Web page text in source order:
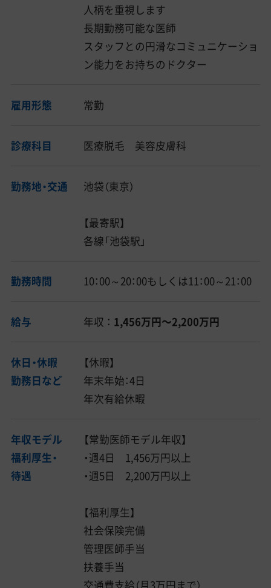
人柄を重視します
長期勤務可能な医師
スタッフとの円滑なコミュニケーショ
ン能力をお持ちのドクター
雇用形態 常勤
診療科目 医療脱毛 美容皮膚科
勤務地・交通 池袋（東京）
【最寄駅】
各線「池袋駅」
勤務時間 10：00～20：00もしくは11：00～21：00
給与 年収 ： 1,456万円〜2,200万円
休日・休暇
勤務日など
【休暇】
年末年始：4日
年次有給休暇
年収モデル
福利厚生・
待遇
【常勤医師モデル年収】
・週4日 1,456万円以上
・週5日 2,200万円以上
【福利厚生】
社会保険完備
管理医師手当
扶養手当
交通費支給（月3万円まで）